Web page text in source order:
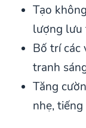
Tạo
lượng lưu
Bố trí các
tranh
Tăng
nhẹ,